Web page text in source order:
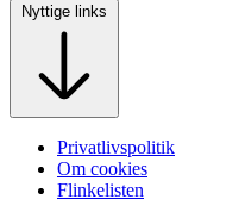
Nyttige links
Privatlivspolitik
Om cookies
Flinkelisten